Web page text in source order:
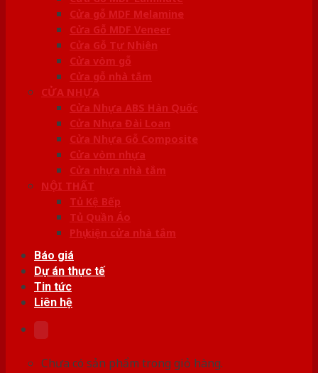
Cửa gỗ MDF Melamine
Cửa Gỗ MDF Veneer
Cửa Gỗ Tự Nhiên
Cửa vòm gỗ
Cửa gỗ nhà tắm
CỬA NHỰA
Cửa Nhựa ABS Hàn Quốc
Cửa Nhựa Đài Loan
Cửa Nhựa Gỗ Composite
Cửa vòm nhựa
Cửa nhựa nhà tắm
NỘI THẤT
Tủ Kệ Bếp
Tủ Quần Áo
Phụ kiện cửa nhà tắm
Báo giá
Dự án thực tế
Tin tức
Liên hệ
Chưa có sản phẩm trong giỏ hàng.